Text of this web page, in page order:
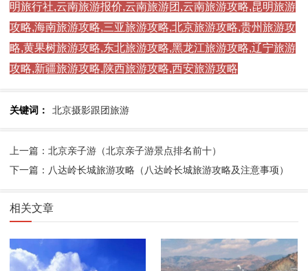
明旅行社,云南旅游报价,云南旅游团,云南旅游攻略,昆明旅游
攻略,海南旅游攻略,三亚旅游攻略,北京旅游攻略,贵州旅游攻
略,黄果树旅游攻略,东北旅游攻略,黑龙江旅游攻略,辽宁旅游
攻略,新疆旅游攻略,陕西旅游攻略,西安旅游攻略
关键词： 北京摄影跟团旅游
上一篇：北京亲子游（北京亲子游景点排名前十）
下一篇：八达岭长城旅游攻略（八达岭长城旅游攻略及注意事项）
相关文章